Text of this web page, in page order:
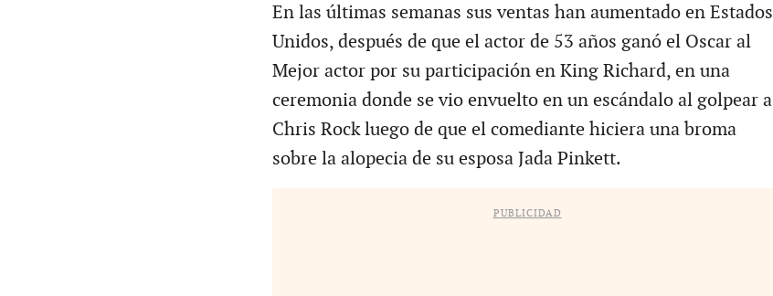
En las últimas semanas sus ventas han aumentado en Estados
Unidos, después de que el actor de 53 años ganó el Oscar al
Mejor actor por su participación en King Richard, en una
ceremonia donde se vio envuelto en un escándalo al golpear a
Chris Rock luego de que el comediante hiciera una broma
sobre la alopecia de su esposa Jada Pinkett.
PUBLICIDAD